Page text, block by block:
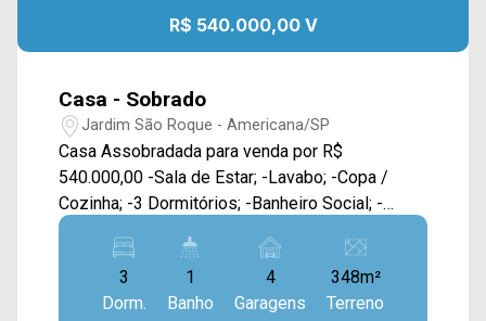
R$ 540.000,00 V
Casa - Sobrado
Jardim São Roque - Americana/SP
Casa Assobradada para venda por R$
540.000,00 -Sala de Estar; -Lavabo; -Copa /
Cozinha; -3 Dormitórios; -Banheiro Social; -
Lavanderia; -Edícula com Dormitórios; -Banheiro;
-2 vagas de garagem; -Amplo quintal.
3
Dorm.
1
Banho
4
Garagens
348m²
Terreno